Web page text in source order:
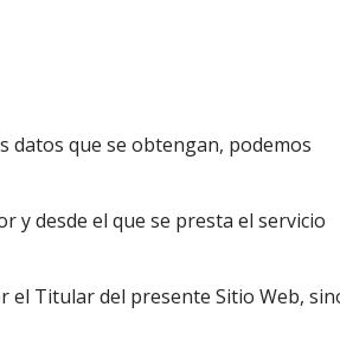
datos que se obtengan, podemos
y desde el que se presta el servicio
el Titular del presente Sitio Web,